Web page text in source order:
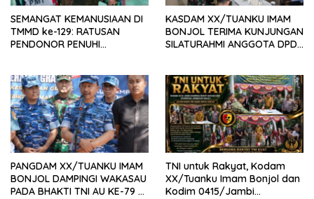
SEMANGAT KEMANUSIAAN DI
TMMD ke-129: RATUSAN
PENDONOR PENUHI
KASDAM XX/TUANKU IMAM
BONJOL TERIMA KUNJUNGAN
SILATURAHMI ANGGOTA DPD
PANGDAM XX/TUANKU IMAM
BONJOL DAMPINGI WAKASAU
PADA BHAKTI TNI AU KE-79 DI
TNI untuk Rakyat, Kodam
XX/Tuanku Imam Bonjol dan
Kodim 0415/Jambi